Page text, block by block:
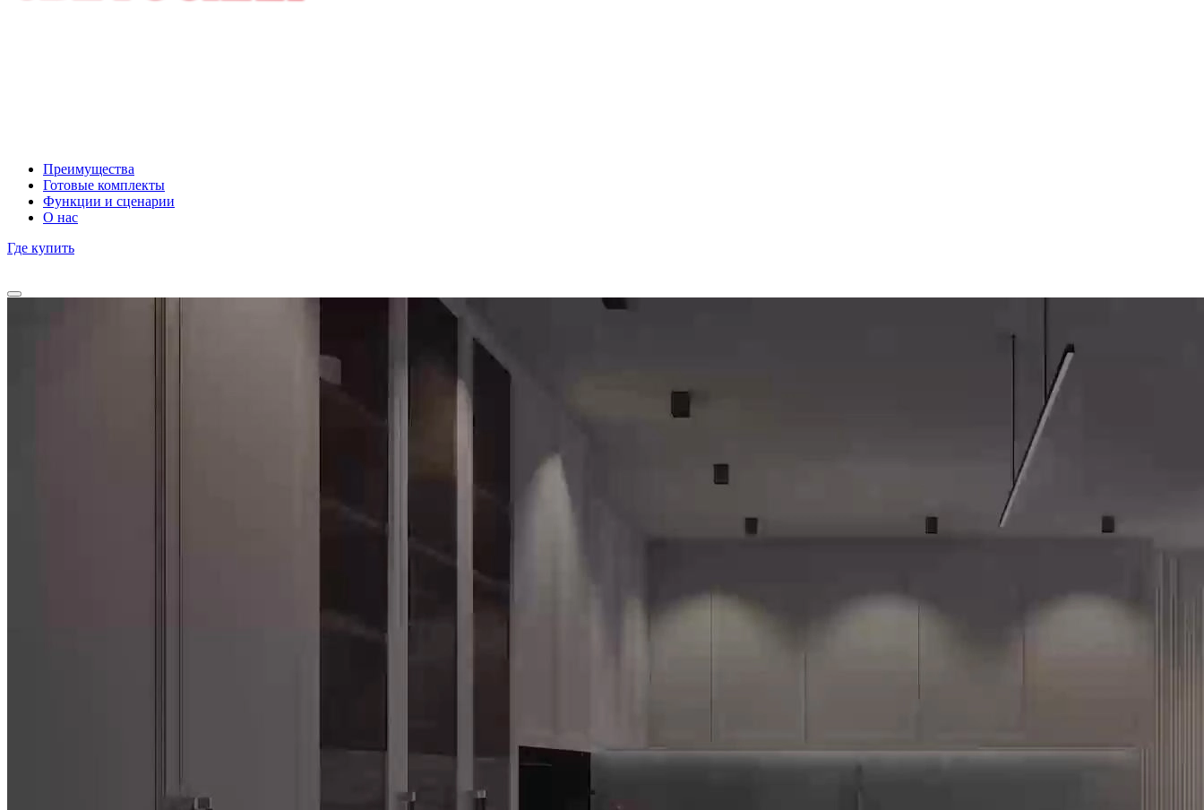
Преимущества
Готовые комплекты
Функции и сценарии
О нас
Где купить